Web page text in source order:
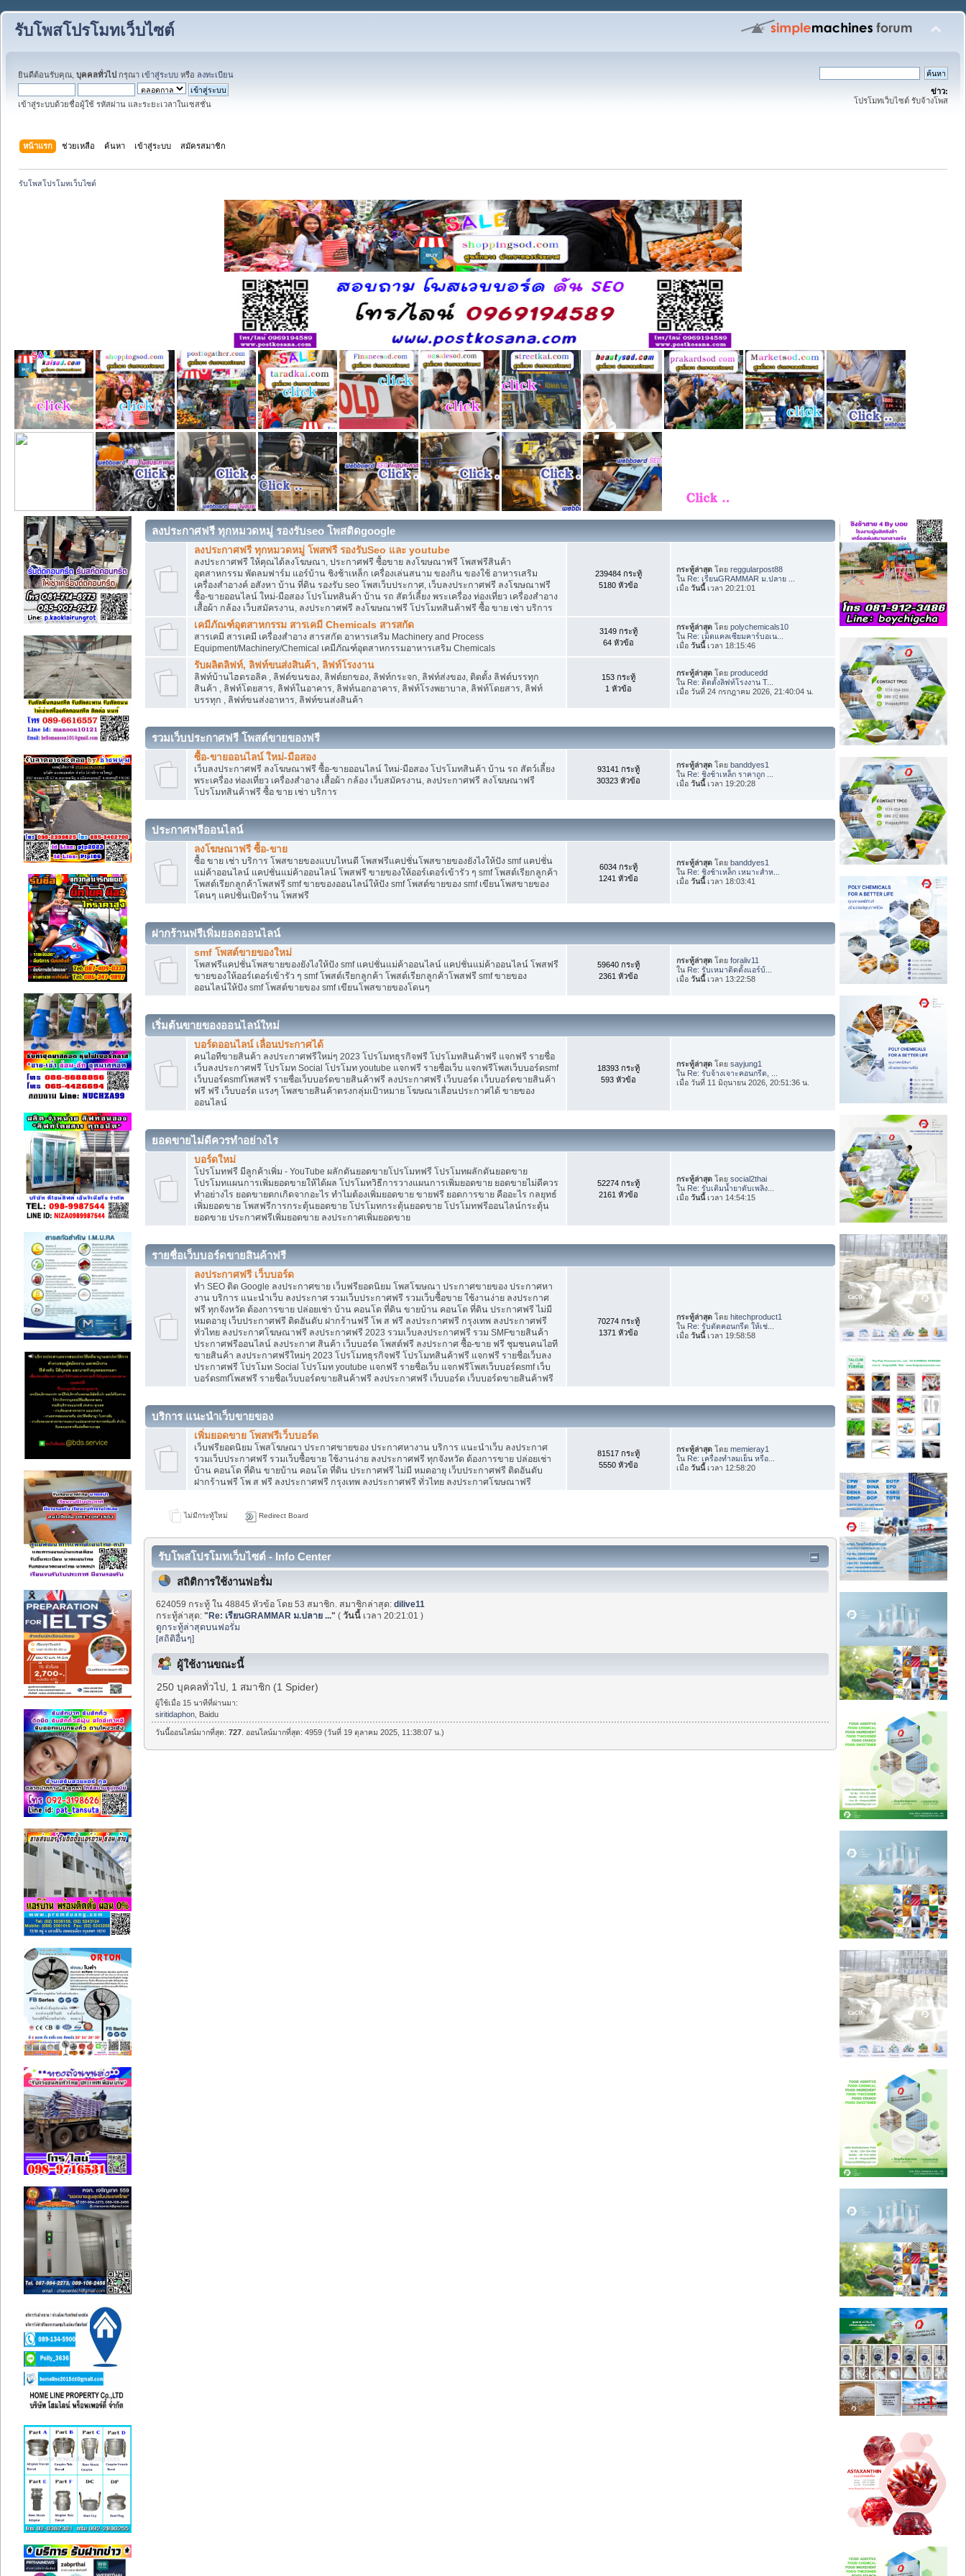
รับโพสโปรโมทเว็บไซต์
ยินดีต้อนรับคุณ, บุคคลทั่วไป กรุณา เข้าสู่ระบบ หรือ ลงทะเบียน
เข้าสู่ระบบด้วยชื่อผู้ใช้ รหัสผ่าน และระยะเวลาในเซสชั่น
ข่าว:
โปรโมทเว็บไซต์ รับจ้างโพส
หน้าแรก ช่วยเหลือ ค้นหา เข้าสู่ระบบ สมัครสมาชิก
รับโพสโปรโมทเว็บไซต์
ลงประกาศฟรี ทุกหมวดหมู่ รองรับseo โพสติดgoogle
ลงประกาศฟรี ทุกหมวดหมู่ โพสฟรี รองรับSeo และ youtube
ลงประกาศฟรี ให้คุณได้ลงโฆษณา, ประกาศฟรี ซื้อขาย ลงโฆษณาฟรี โพสฟรีสินค้า
อุตสาหกรรม พัดลมฟาร์ม แอร์บ้าน ชิงช้าเหล็ก เครื่องเล่นสนาม ของกิน ของใช้ อาหารเสริม
เครื่องสำอางค์ อสังหา บ้าน ที่ดิน รองรับ seo โพสเว็บประกาศ, เว็บลงประกาศฟรี ลงโฆษณาฟรี
ซื้อ-ขายออนไลน์ ใหม่-มือสอง โปรโมทสินค้า บ้าน รถ สัตว์เลี้ยง พระเครื่อง ท่องเที่ยว เครื่องสำอาง
เสื้อผ้า กล้อง เว็บสมัครงาน, ลงประกาศฟรี ลงโฆษณาฟรี โปรโมทสินค้าฟรี ซื้อ ขาย เช่า บริการ
239484 กระทู้
5180 หัวข้อ
กระทู้ล่าสุด โดยreggularpost88
ใน Re: เรียนGRAMMAR ม.ปลาย ...
เมื่อวันนี้เวลา 20:21:01
เคมีภัณฑ์อุตสาหกรรม สารเคมี Chemicals สารสกัด
สารเคมี สารเคมี เครื่องสำอาง สารสกัด อาหารเสริม Machinery and Process
Equipment/Machinery/Chemical เคมีภัณฑ์อุตสาหกรรมอาหารเสริม Chemicals
3149 กระทู้
64 หัวข้อ
กระทู้ล่าสุด โดยpolychemicals10
ใน Re: เม็ดแคลเซียมคาร์บอเน...
เมื่อวันนี้เวลา 18:15:46
รับผลิตลิฟท์, ลิฟท์ขนส่งสินค้า, ลิฟท์โรงงาน
ลิฟท์บ้านไฮดรอลิค , ลิฟต์ขนของ, ลิฟต์ยกของ, ลิฟท์กระจก, ลิฟท์ส่งของ, ติดตั้ง ลิฟต์บรรทุก
สินค้า , ลิฟท์โดยสาร, ลิฟท์ในอาคาร, ลิฟท์นอกอาคาร, ลิฟท์โรงพยาบาล, ลิฟท์โดยสาร, ลิฟท์
บรรทุก , ลิฟท์ขนส่งอาหาร, ลิฟท์ขนส่งสินค้า
153 กระทู้
1 หัวข้อ
กระทู้ล่าสุด โดยproducedd
ใน Re: ติดตั้งลิฟท์โรงงาน T...
เมื่อ วันที่ 24 กรกฎาคม 2026, 21:40:04 น.
รวมเว็บประกาศฟรี โพสต์ขายของฟรี
ซื้อ-ขายออนไลน์ ใหม่-มือสอง
เว็บลงประกาศฟรี ลงโฆษณาฟรี ซื้อ-ขายออนไลน์ ใหม่-มือสอง โปรโมทสินค้า บ้าน รถ สัตว์เลี้ยง
พระเครื่อง ท่องเที่ยว เครื่องสำอาง เสื้อผ้า กล้อง เว็บสมัครงาน, ลงประกาศฟรี ลงโฆษณาฟรี
โปรโมทสินค้าฟรี ซื้อ ขาย เช่า บริการ
93141 กระทู้
30323 หัวข้อ
กระทู้ล่าสุด โดยbanddyes1
ใน Re: ชิงช้าเหล็ก ราคาถูก ...
เมื่อวันนี้เวลา 19:20:28
ประกาศฟรีออนไลน์
ลงโฆษณาฟรี ซื้อ-ขาย
ซื้อ ขาย เช่า บริการ โพสขายของแบบไหนดี โพสฟรีแคปชั่นโพสขายของยังไงให้ปัง smf แคปชั่น
แม่ค้าออนไลน์ แคปชั่นแม่ค้าออนไลน์ โพสฟรี ขายของให้ออร์เดอร์เข้ารัว ๆ smf โพสต์เรียกลูกค้า
โพสต์เรียกลูกค้าโพสฟรี smf ขายของออนไลน์ให้ปัง smf โพสต์ขายของ smf เขียนโพสขายของ
โดนๆ แคปชั่นเปิดร้าน โพสฟรี
6034 กระทู้
1241 หัวข้อ
กระทู้ล่าสุด โดยbanddyes1
ใน Re: ชิงช้าเหล็ก เหมาะสำห...
เมื่อวันนี้เวลา 18:03:41
ฝากร้านฟรีเพิ่มยอดออนไลน์
smf โพสต์ขายของใหม่
โพสฟรีแคปชั่นโพสขายของยังไงให้ปัง smf แคปชั่นแม่ค้าออนไลน์ แคปชั่นแม่ค้าออนไลน์ โพสฟรี
ขายของให้ออร์เดอร์เข้ารัว ๆ smf โพสต์เรียกลูกค้า โพสต์เรียกลูกค้าโพสฟรี smf ขายของ
ออนไลน์ให้ปัง smf โพสต์ขายของ smf เขียนโพสขายของโดนๆ
59640 กระทู้
2361 หัวข้อ
กระทู้ล่าสุด โดยforaliv11
ใน Re: รับเหมาติดตั้งแอร์บ้...
เมื่อวันนี้เวลา 13:22:58
เริ่มต้นขายของออนไลน์ใหม่
บอร์ดออนไลน์ เลื่อนประกาศได้
คนไอทีขายสินค้า ลงประกาศฟรีใหม่ๆ 2023 โปรโมทธุรกิจฟรี โปรโมทสินค้าฟรี แจกฟรี รายชื่อ
เว็บลงประกาศฟรี โปรโมท Social โปรโมท youtube แจกฟรี รายชื่อเว็บ แจกฟรีโพสเว็บบอร์ดsmf
เว็บบอร์ดsmfโพสฟรี รายชื่อเว็บบอร์ดขายสินค้าฟรี ลงประกาศฟรี เว็บบอร์ด เว็บบอร์ดขายสินค้า
ฟรี ฟรี เว็บบอร์ด แรงๆ โพสขายสินค้าตรงกลุ่มเป้าหมาย โฆษณาเลื่อนประกาศได้ ขายของ
ออนไลน์
18393 กระทู้
593 หัวข้อ
กระทู้ล่าสุด โดยsayjung1
ใน Re: รับจ้างเจาะคอนกรีต, ...
เมื่อ วันที่ 11 มิถุนายน 2026, 20:51:36 น.
ยอดขายไม่ดีควรทำอย่างไร
บอร์ดใหม่
โปรโมทฟรี มีลูกค้าเพิ่ม - YouTube ผลักดันยอดขายโปรโมทฟรี โปรโมทผลักดันยอดขาย
โปรโมทแผนการเพิ่มยอดขายให้ได้ผล โปรโมทวิธีการวางแผนการเพิ่มยอดขาย ยอดขายไม่ดีควร
ทำอย่างไร ยอดขายตกเกิดจากอะไร ทำไมต้องเพิ่มยอดขาย ขายฟรี ยอดการขาย คืออะไร กลยุทธ์
เพิ่มยอดขาย โพสฟรีการกระตุ้นยอดขาย โปรโมทกระตุ้นยอดขาย โปรโมทฟรีออนไลน์กระตุ้น
ยอดขาย ประกาศฟรีเพิ่มยอดขาย ลงประกาศเพิ่มยอดขาย
52274 กระทู้
2161 หัวข้อ
กระทู้ล่าสุด โดยsocial2thai
ใน Re: รับเติมน้ำยาดับเพลิง...
เมื่อวันนี้เวลา 14:54:15
รายชื่อเว็บบอร์ดขายสินค้าฟรี
ลงประกาศฟรี เว็บบอร์ด
ทำ SEO ติด Google ลงประกาศขาย เว็บฟรียอดนิยม โพสโฆษณา ประกาศขายของ ประกาศหา
งาน บริการ แนะนำเว็บ ลงประกาศ รวมเว็บประกาศฟรี รวมเว็บซื้อขาย ใช้งานง่าย ลงประกาศ
ฟรี ทุกจังหวัด ต้องการขาย ปล่อยเช่า บ้าน คอนโด ที่ดิน ขายบ้าน คอนโด ที่ดิน ประกาศฟรี ไม่มี
หมดอายุ เว็บประกาศฟรี ติดอันดับ ฝากร้านฟรี โพ ส ฟรี ลงประกาศฟรี กรุงเทพ ลงประกาศฟรี
ทั่วไทย ลงประกาศโฆษณาฟรี ลงประกาศฟรี 2023 รวมเว็บลงประกาศฟรี รวม SMFขายสินค้า
ประกาศฟรีออนไลน์ ลงประกาศ สินค้า เว็บบอร์ด โพสต์ฟรี ลงประกาศ ซื้อ-ขาย ฟรี ชุมชนคนไอที
ขายสินค้า ลงประกาศฟรีใหม่ๆ 2023 โปรโมทธุรกิจฟรี โปรโมทสินค้าฟรี แจกฟรี รายชื่อเว็บลง
ประกาศฟรี โปรโมท Social โปรโมท youtube แจกฟรี รายชื่อเว็บ แจกฟรีโพสเว็บบอร์ดsmf เว็บ
บอร์ดsmfโพสฟรี รายชื่อเว็บบอร์ดขายสินค้าฟรี ลงประกาศฟรี เว็บบอร์ด เว็บบอร์ดขายสินค้าฟรี
70274 กระทู้
1371 หัวข้อ
กระทู้ล่าสุด โดยhitechproduct1
ใน Re: รับตัดคอนกรีต ให้เช่...
เมื่อวันนี้เวลา 19:58:58
บริการ แนะนำเว็บขายของ
เพิ่มยอดขาย โพสฟรีเว็บบอร์ด
เว็บฟรียอดนิยม โพสโฆษณา ประกาศขายของ ประกาศหางาน บริการ แนะนำเว็บ ลงประกาศ
รวมเว็บประกาศฟรี รวมเว็บซื้อขาย ใช้งานง่าย ลงประกาศฟรี ทุกจังหวัด ต้องการขาย ปล่อยเช่า
บ้าน คอนโด ที่ดิน ขายบ้าน คอนโด ที่ดิน ประกาศฟรี ไม่มี หมดอายุ เว็บประกาศฟรี ติดอันดับ
ฝากร้านฟรี โพ ส ฟรี ลงประกาศฟรี กรุงเทพ ลงประกาศฟรี ทั่วไทย ลงประกาศโฆษณาฟรี
81517 กระทู้
5550 หัวข้อ
กระทู้ล่าสุด โดยmemieray1
ใน Re: เครื่องทำลมเย็น หรือ...
เมื่อวันนี้เวลา 12:58:20
ไม่มีกระทู้ใหม่ Redirect Board
รับโพสโปรโมทเว็บไซต์ - Info Center
สถิติการใช้งานฟอรั่ม
624059 กระทู้ ใน 48845 หัวข้อ โดย 53 สมาชิก. สมาชิกล่าสุด:dilive11
กระทู้ล่าสุด:"Re: เรียนGRAMMAR ม.ปลาย ..." (วันนี้ เวลา 20:21:01 )
ดูกระทู้ล่าสุดบนฟอรั่ม
[สถิติอื่นๆ]
ผู้ใช้งานขณะนี้
250 บุคคลทั่วไป, 1 สมาชิก (1 Spider)
ผู้ใช้เมื่อ 15 นาทีที่ผ่านมา:
siritidaphon , Baidu
วันนี้ออนไลน์มากที่สุด:727 . ออนไลน์มากที่สุด: 4959 (วันที่ 19 ตุลาคม 2025, 11:38:07 น.)